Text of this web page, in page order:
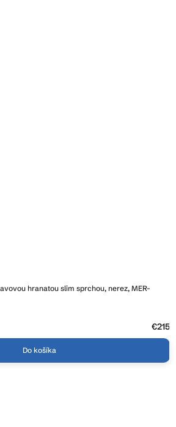
hranatou slim sprchou, nerez, MER-
€215
Do košíka